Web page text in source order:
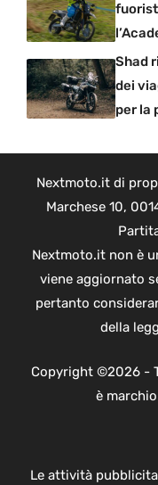
Shad
dei
per la
Nextmoto.it di
Marchese 10,
Nextmoto.it non è
viene aggiornato
pertanto
della
Copyright ©2026 -
è
Le attività